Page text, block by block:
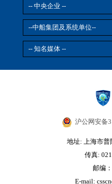
沪公网安备
地址: 上海市普
传真:
邮编
E-mail: